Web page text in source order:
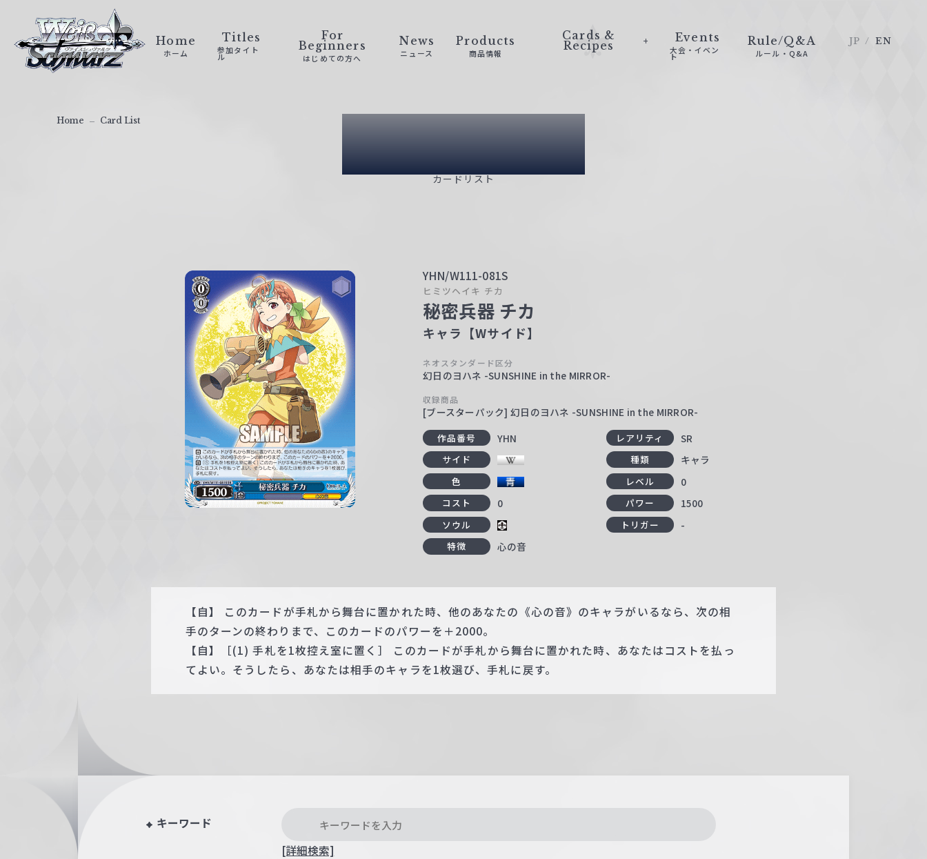
ァ
Home
ホーム
Titles
参加タイト
ル
For
Beginners
はじめての方へ
News
ニュース
Products
商品情報
Cards &
Recipes
Events
大会・イベン
ト
Rule/Q&A
ルール・Q&A
JP EN
Card List
カードリスト
Home Card List
YHN/W111-081S
ヒミツヘイキ チカ
秘密兵器 チカ
キャラ【Wサイド】
ネオスタンダード区分
幻日のヨハネ -SUNSHINE in the MIRROR-
収録商品
[ブースターパック] 幻日のヨハネ -SUNSHINE in the MIRROR-
作品番号 YHN レアリティ SR
サイド 種類 キャラ
色 レベル 0
コスト 0 パワー 1500
ソウル トリガー -
特徴 心の音
【自】 このカードが手札から舞台に置かれた時、他のあなたの《心の音》のキャラがいるなら、次の相
手のターンの終わりまで、このカードのパワーを＋2000。
【自】［(1) 手札を1枚控え室に置く］ このカードが手札から舞台に置かれた時、あなたはコストを払っ
てよい。そうしたら、あなたは相手のキャラを1枚選び、手札に戻す。
キーワード
[詳細検索]